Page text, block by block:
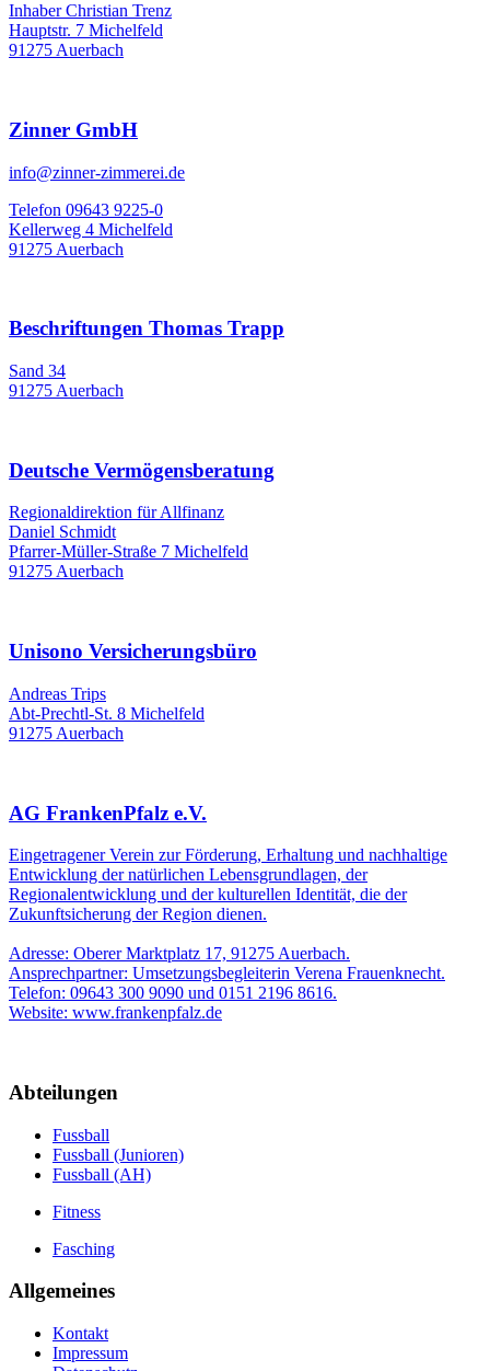
Inhaber Christian Trenz
Hauptstr. 7 Michelfeld
91275 Auerbach
Zinner GmbH
info@zinner-zimmerei.de
Telefon 09643 9225-0
Kellerweg 4 Michelfeld
91275 Auerbach
Beschriftungen Thomas Trapp
Sand 34
91275 Auerbach
Deutsche Vermögensberatung
Regionaldirektion für Allfinanz
Daniel Schmidt
Pfarrer-Müller-Straße 7 Michelfeld
91275 Auerbach
Unisono Versicherungsbüro
Andreas Trips
Abt-Prechtl-St. 8 Michelfeld
91275 Auerbach
AG FrankenPfalz e.V.
Eingetragener Verein zur Förderung, Erhaltung und nachhaltige
Entwicklung der natürlichen Lebensgrundlagen, der
Regionalentwicklung und der kulturellen Identität, die der
Zukunftsicherung der Region dienen.
Adresse: Oberer Marktplatz 17, 91275 Auerbach.
Ansprechpartner: Umsetzungsbegleiterin Verena Frauenknecht.
Telefon: 09643 300 9090 und 0151 2196 8616.
Website: www.frankenpfalz.de
Abteilungen
Fussball
Fussball (Junioren)
Fussball (AH)
Fitness
Fasching
Allgemeines
Kontakt
Impressum